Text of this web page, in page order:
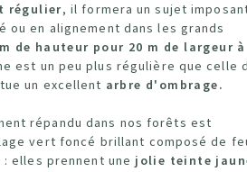
régulier, il formera un sujet
ou en alignement dans les grands
de hauteur pour 20 m de largeur à
est un peu plus régulière que celle
un excellent arbre d'ombrage.
répandu dans nos forêts est
vert foncé brillant composé de
elles prennent unejolie teinte